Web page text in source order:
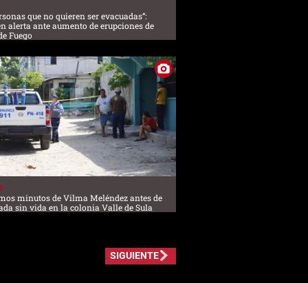
que no quieren ser evacuadas”:
alerta ante aumento de erupciones de
Fuego
minutos de Vilma Meléndez antes de
sin vida en la colonia Valle de Sula
SIGUIENTE